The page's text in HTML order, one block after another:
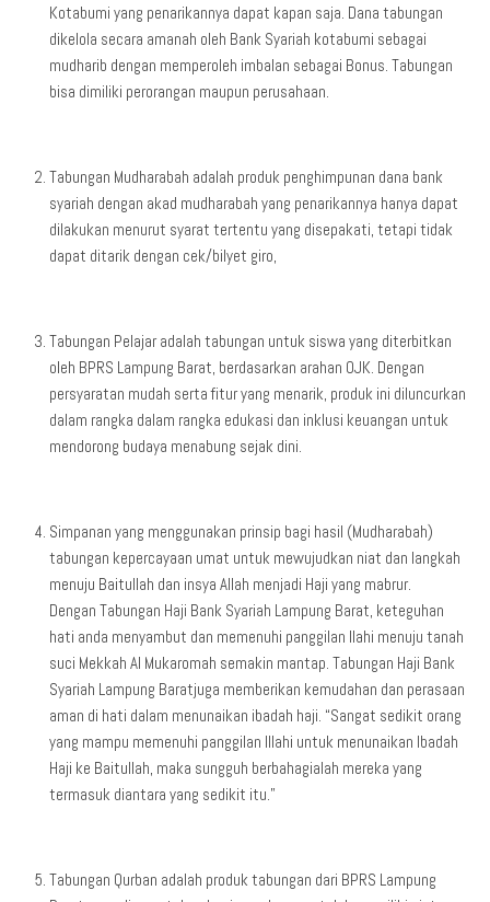
Kotabumi yang penarikannya dapat kapan saja. Dana tabungan
dikelola secara amanah oleh Bank Syariah kotabumi sebagai
mudharib dengan memperoleh imbalan sebagai Bonus. Tabungan
bisa dimiliki perorangan maupun perusahaan.
Tabungan Mudharabah adalah produk penghimpunan dana bank
syariah dengan akad mudharabah yang penarikannya hanya dapat
dilakukan menurut syarat tertentu yang disepakati, tetapi tidak
dapat ditarik dengan cek/bilyet giro,
Tabungan Pelajar adalah tabungan untuk siswa yang diterbitkan
oleh BPRS Lampung Barat, berdasarkan arahan OJK. Dengan
persyaratan mudah serta fitur yang menarik, produk ini diluncurkan
dalam rangka dalam rangka edukasi dan inklusi keuangan untuk
mendorong budaya menabung sejak dini.
Simpanan yang menggunakan prinsip bagi hasil (Mudharabah)
tabungan kepercayaan umat untuk mewujudkan niat dan langkah
menuju Baitullah dan insya Allah menjadi Haji yang mabrur.
Dengan Tabungan Haji Bank Syariah Lampung Barat, keteguhan
hati anda menyambut dan memenuhi panggilan Ilahi menuju tanah
suci Mekkah Al Mukaromah semakin mantap. Tabungan Haji Bank
Syariah Lampung Baratjuga memberikan kemudahan dan perasaan
aman di hati dalam menunaikan ibadah haji. “Sangat sedikit orang
yang mampu memenuhi panggilan Illahi untuk menunaikan Ibadah
Haji ke Baitullah, maka sungguh berbahagialah mereka yang
termasuk diantara yang sedikit itu.”
Tabungan Qurban adalah produk tabungan dari BPRS Lampung